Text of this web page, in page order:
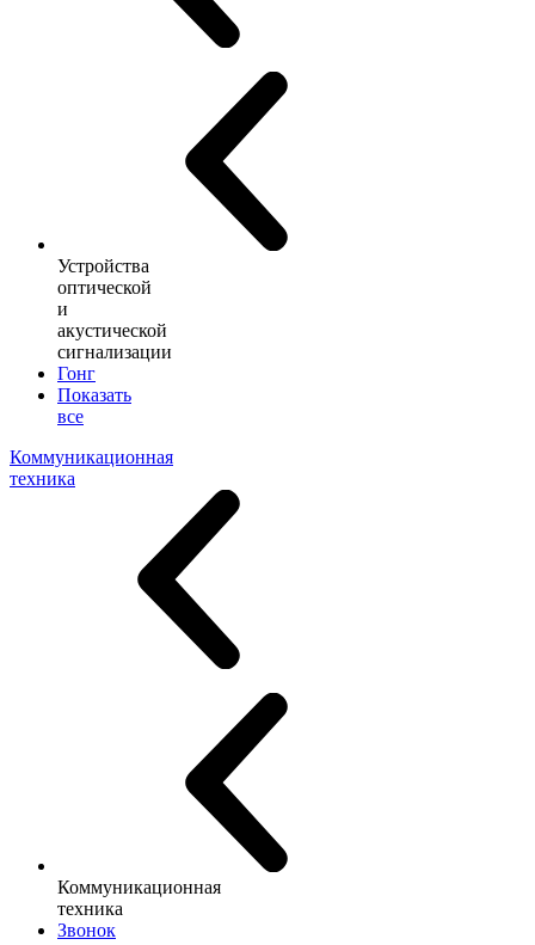
Устройства
оптической
и
акустической
сигнализации
Гонг
Показать
все
Коммуникационная
техника
Коммуникационная
техника
Звонок